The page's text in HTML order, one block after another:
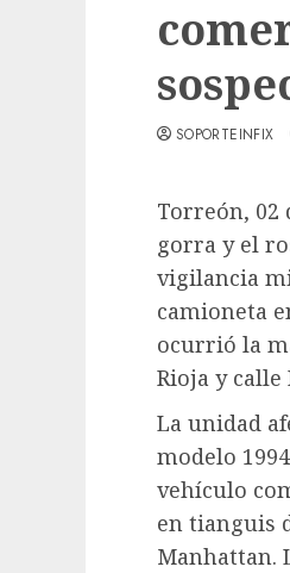
SOPORTEINFIX
Torreón, 02
gorra y el
vigilancia
camioneta
ocurrió la
Rioja y calle
La unidad
modelo
vehículo
en tianguis
Manhattan.